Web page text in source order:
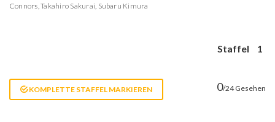
Connors,Takahiro Sakurai, Subaru Kimura
Staffel 1
KOMPLETTE STAFFEL MARKIEREN 0/24 Gesehen